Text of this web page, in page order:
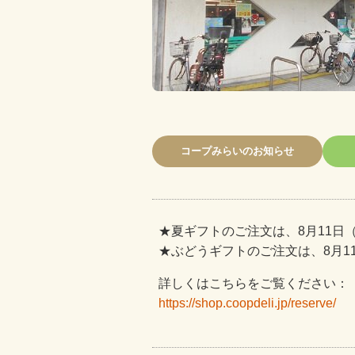
コープみらいのお知らせ
★夏ギフトのご注文は、8月11日
★ぶどうギフトのご注文は、8月
詳しくはこちらをご覧ください
https://shop.coopdeli.jp/reserve/